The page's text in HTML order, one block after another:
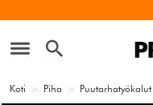
Koti > Piha > Puutarhatyökalut